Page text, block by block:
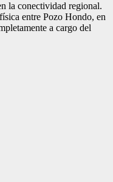
la conectividad regional.
entre Pozo Hondo, en
a cargo del